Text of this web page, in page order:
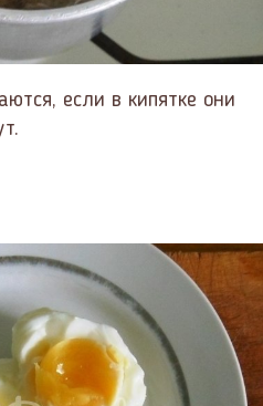
если в кипятке они